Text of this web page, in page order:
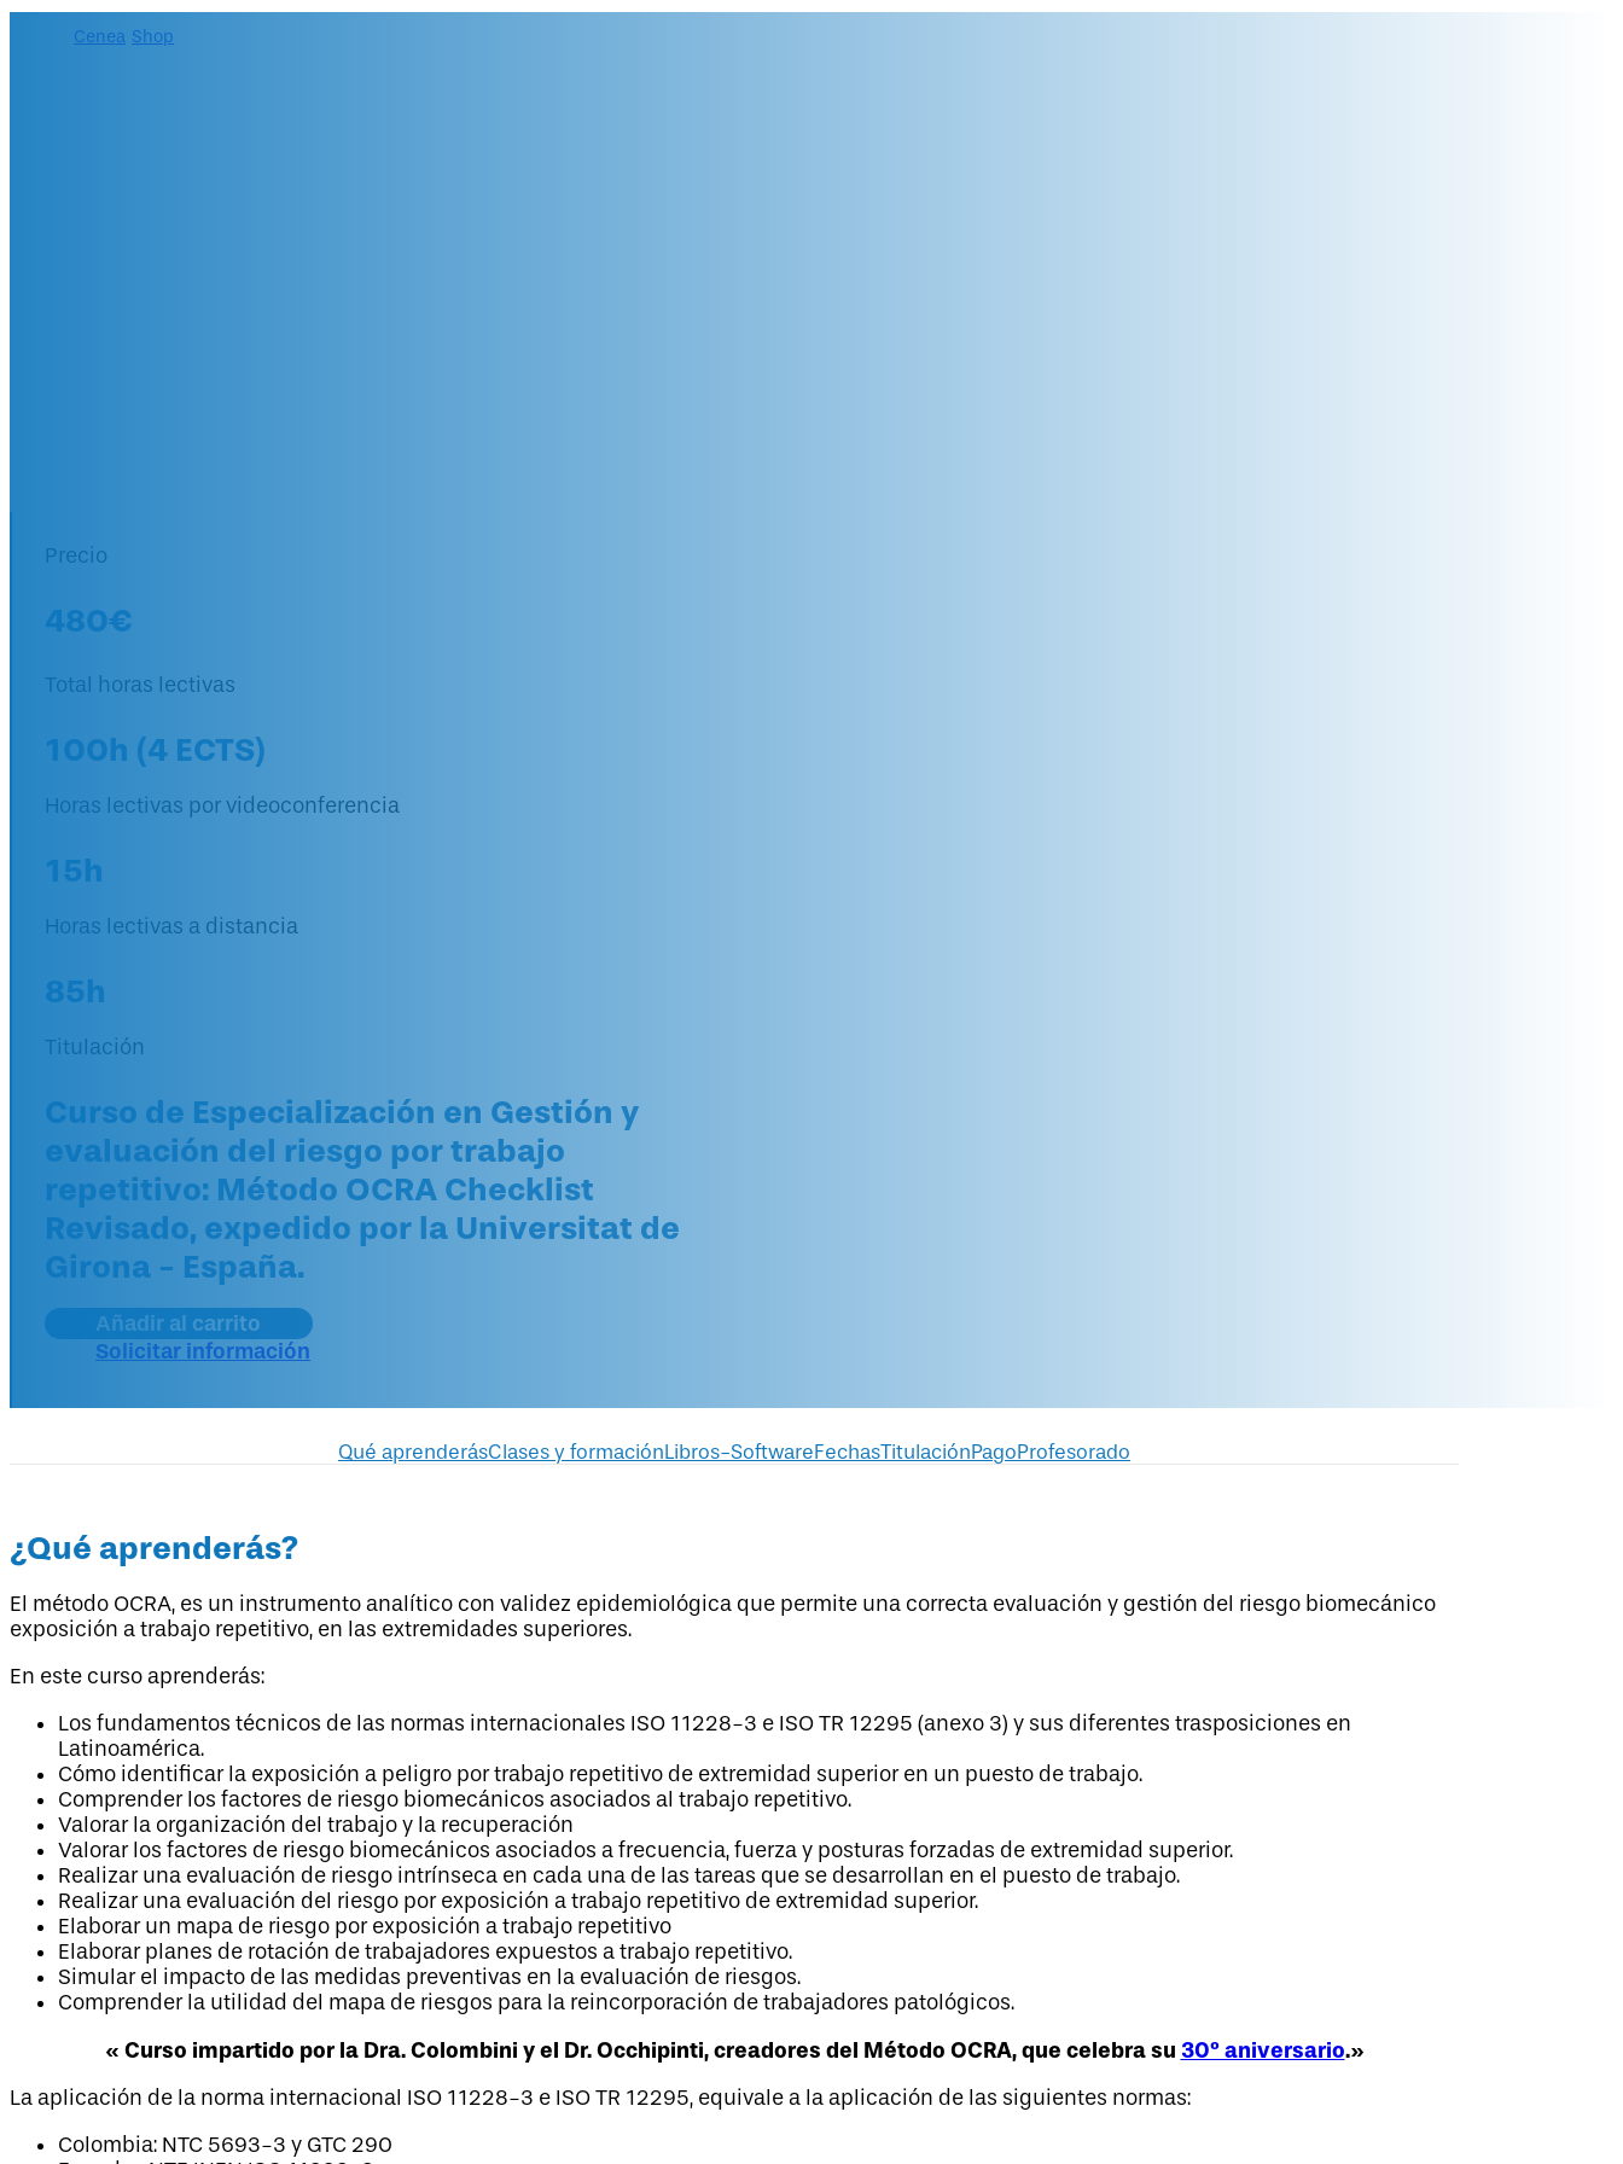
Cenea Shop
Precio
480€
Total horas lectivas
100h (4 ECTS)
Horas lectivas por videoconferencia
15h
Horas lectivas a distancia
85h
Titulación
Curso de Especialización en Gestión y
evaluación del riesgo por trabajo
repetitivo: Método OCRA Checklist
Revisado, expedido por la Universitat de
Girona - España.
Añadir al carrito
Solicitar información
Qué aprenderásClases y formaciónLibros-SoftwareFechasTitulaciónPagoProfesorado
¿Qué aprenderás?
El método OCRA, es un instrumento analítico con validez epidemiológica que permite una correcta evaluación y gestión del riesgo biomecánico
exposición a trabajo repetitivo, en las extremidades superiores.
En este curso aprenderás:
Los fundamentos técnicos de las normas internacionales ISO 11228-3 e ISO TR 12295 (anexo 3) y sus diferentes trasposiciones en
Latinoamérica.
Cómo identificar la exposición a peligro por trabajo repetitivo de extremidad superior en un puesto de trabajo.
Comprender los factores de riesgo biomecánicos asociados al trabajo repetitivo.
Valorar la organización del trabajo y la recuperación
Valorar los factores de riesgo biomecánicos asociados a frecuencia, fuerza y posturas forzadas de extremidad superior.
Realizar una evaluación de riesgo intrínseca en cada una de las tareas que se desarrollan en el puesto de trabajo.
Realizar una evaluación del riesgo por exposición a trabajo repetitivo de extremidad superior.
Elaborar un mapa de riesgo por exposición a trabajo repetitivo
Elaborar planes de rotación de trabajadores expuestos a trabajo repetitivo.
Simular el impacto de las medidas preventivas en la evaluación de riesgos.
Comprender la utilidad del mapa de riesgos para la reincorporación de trabajadores patológicos.
« Curso impartido por la Dra. Colombini y el Dr. Occhipinti, creadores del Método OCRA, que celebra su 30º aniversario.»
La aplicación de la norma internacional ISO 11228-3 e ISO TR 12295, equivale a la aplicación de las siguientes normas:
Colombia: NTC 5693-3 y GTC 290